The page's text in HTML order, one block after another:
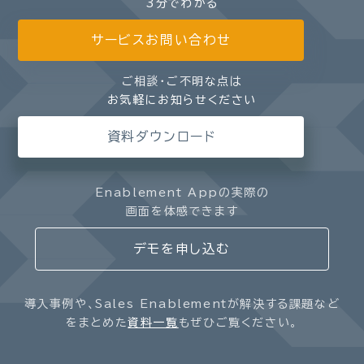
3分でわかる
サービスお問い合わせ
ご相談・ご不明な点は
お気軽にお知らせください
資料ダウンロード
Enablement Appの実際の
画面を体感できます
デモを申し込む
導入事例や、Sales Enablementが解決する課題など
をまとめた資料一覧 もぜひご覧ください。